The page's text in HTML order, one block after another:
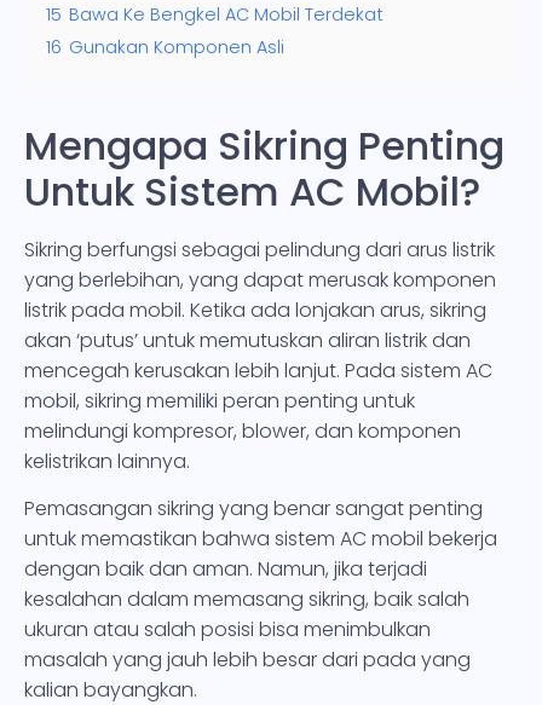
15 Bawa Ke Bengkel AC Mobil Terdekat
16 Gunakan Komponen Asli
Mengapa Sikring Penting
Untuk Sistem AC Mobil?
Sikring berfungsi sebagai pelindung dari arus listrik
yang berlebihan, yang dapat merusak komponen
listrik pada mobil. Ketika ada lonjakan arus, sikring
akan ‘putus’ untuk memutuskan aliran listrik dan
mencegah kerusakan lebih lanjut. Pada sistem AC
mobil, sikring memiliki peran penting untuk
melindungi kompresor, blower, dan komponen
kelistrikan lainnya.
Pemasangan sikring yang benar sangat penting
untuk memastikan bahwa sistem AC mobil bekerja
dengan baik dan aman. Namun, jika terjadi
kesalahan dalam memasang sikring, baik salah
ukuran atau salah posisi bisa menimbulkan
masalah yang jauh lebih besar dari pada yang
kalian bayangkan.